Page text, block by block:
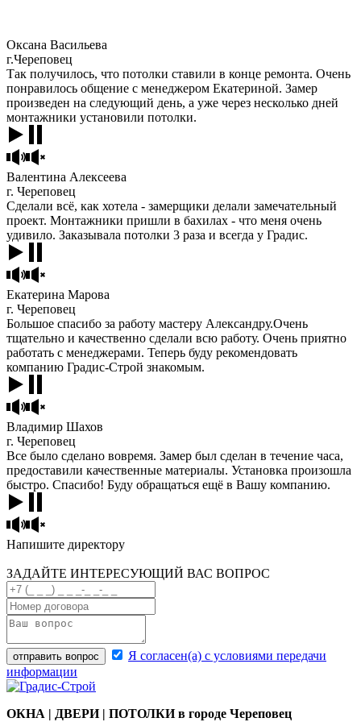
Оксана Васильева
г.Череповец
Так получилось, что потолки ставили в конце ремонта. Очень
понравилось общение с менеджером Екатериной. Замер
произведен на следующий день, а уже через несколько дней
монтажники установили потолки.
Валентина Алексеева
г. Череповец
Сделали всё, как хотела - замерщики делали замечательный
проект. Монтажники пришли в бахилах - что меня очень
удивило. Заказывала потолки 3 раза и всегда у Градис.
Екатерина Марова
г. Череповец
Большое спасибо за работу мастеру Александру.Очень
тщательно и качественно сделали всю работу. Очень приятно
работать с менеджерами. Теперь буду рекомендовать
компанию Градис-Строй знакомым.
Владимир Шахов
г. Череповец
Все было сделано вовремя. Замер был сделан в течение часа,
предоставили качественные материалы. Установка произошла
быстро. Спасибо! Буду обращаться ещё в Вашу компанию.
Напишите директору
ЗАДАЙТЕ ИНТЕРЕСУЮЩИЙ ВАС ВОПРОС
отправить вопрос
Я согласен(a) с условиями передачи
информации
ОКНА | ДВЕРИ | ПОТОЛКИ в городе Череповец